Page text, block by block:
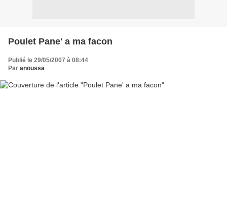
Poulet Pane' a ma facon
Publié le 29/05/2007 à 08:44
Par anoussa